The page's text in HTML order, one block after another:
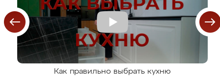
Как правильно выбрать кухню